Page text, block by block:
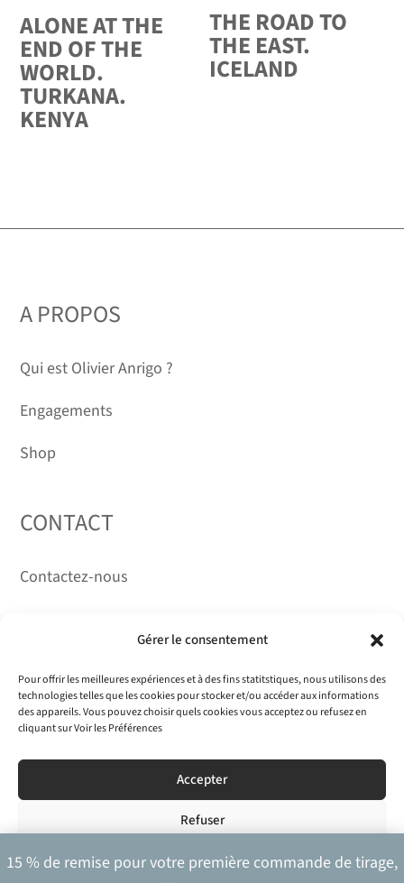
Gérer le consentement
Pour offrir les meilleures expériences et à des fins statitstiques, nous utilisons des
technologies telles que les cookies pour stocker et/ou accéder aux informations
des appareils. Vous pouvez choisir quels cookies vous acceptez ou refusez en
cliquant sur Voir les Préférences
Accepter
Refuser
Voir les préférences
15 % de remise pour votre première commande de tirage,
ALONE AT THE
END OF THE
WORLD.
TURKANA.
KENYA
THE ROAD TO
THE EAST.
ICELAND
A PROPOS
Qui est Olivier Anrigo ?
Engagements
Shop
CONTACT
Contactez-nous
Olivier Anrigo 2026 · Tous droits réservés
– Réalisé par
Digital